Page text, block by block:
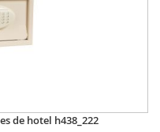
de hotel h438_222